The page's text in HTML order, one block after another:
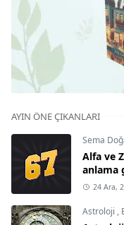
AYIN ÖNE ÇIKANLARI
Sema
Alfa ve
anlama
24 Ara,
Astroloji ,